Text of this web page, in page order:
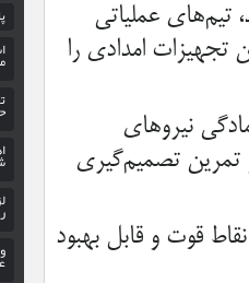
تیم‌های عملیاتی
تجهیزات امدادی را
نیروهای
تمرین تصمیم‌گیری
قوت و قابل بهبود